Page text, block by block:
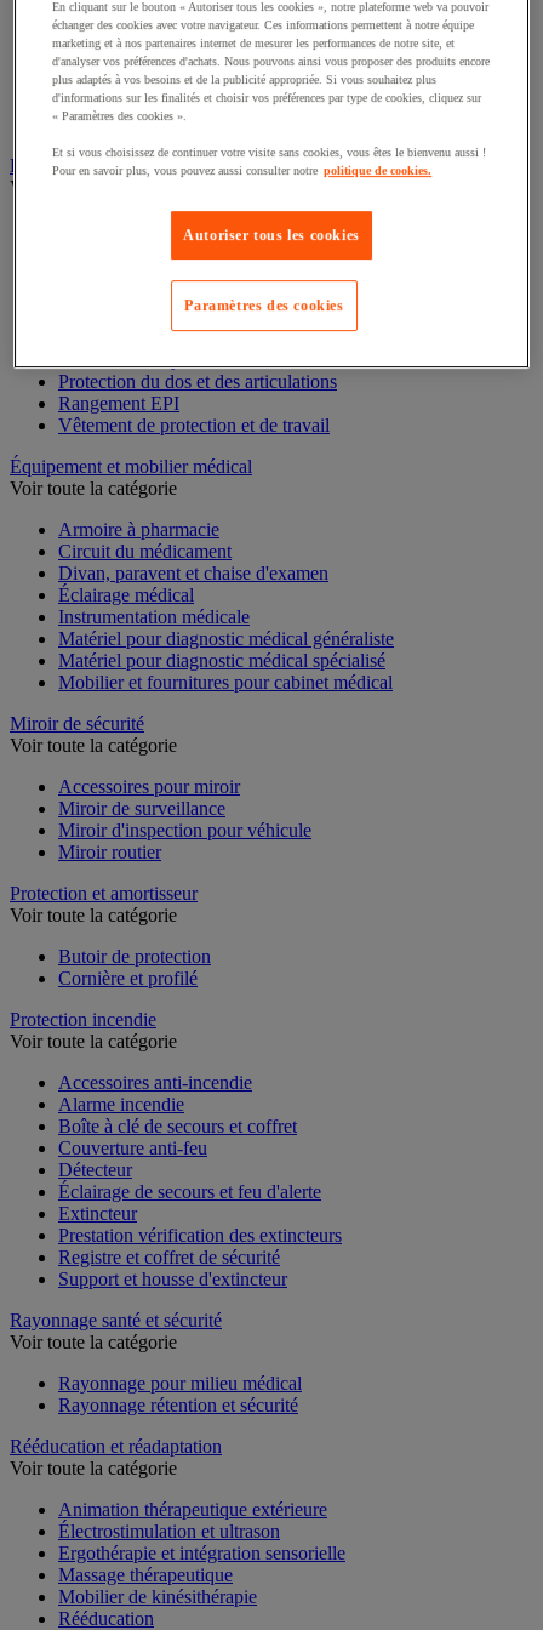
Accessoires pour coffre fort, armoire et boite à clés
Armoire à clés
Armoire forte
Boîte à clés
Coffre-fort
Équipement de protection individuelle (EPI)
Voir toute la catégorie
Protection de la tête
Protection des pieds
Protection du dos et des articulations
Rangement EPI
Vêtement de protection et de travail
Équipement et mobilier médical
Voir toute la catégorie
Armoire à pharmacie
Circuit du médicament
Divan, paravent et chaise d'examen
Éclairage médical
Instrumentation médicale
Matériel pour diagnostic médical généraliste
Matériel pour diagnostic médical spécialisé
Mobilier et fournitures pour cabinet médical
Miroir de sécurité
Voir toute la catégorie
Accessoires pour miroir
Miroir de surveillance
Miroir d'inspection pour véhicule
Miroir routier
Protection et amortisseur
Voir toute la catégorie
Butoir de protection
Cornière et profilé
Protection incendie
Voir toute la catégorie
Accessoires anti-incendie
Alarme incendie
Boîte à clé de secours et coffret
Couverture anti-feu
Détecteur
Éclairage de secours et feu d'alerte
Extincteur
Prestation vérification des extincteurs
Registre et coffret de sécurité
Support et housse d'extincteur
Rayonnage santé et sécurité
Voir toute la catégorie
Rayonnage pour milieu médical
Rayonnage rétention et sécurité
Rééducation et réadaptation
Voir toute la catégorie
Animation thérapeutique extérieure
Électrostimulation et ultrason
Ergothérapie et intégration sensorielle
Massage thérapeutique
Mobilier de kinésithérapie
Rééducation
En cliquant sur le bouton « Autoriser tous les cookies », notre plateforme web va pouvoir
échanger des cookies avec votre navigateur. Ces informations permettent à notre équipe
marketing et à nos partenaires internet de mesurer les performances de notre site, et
d'analyser vos préférences d'achats. Nous pouvons ainsi vous proposer des produits encore
plus adaptés à vos besoins et de la publicité appropriée. Si vous souhaitez plus
d'informations sur les finalités et choisir vos préférences par type de cookies, cliquez sur
« Paramètres des cookies ».
Et si vous choisissez de continuer votre visite sans cookies, vous êtes le bienvenu aussi !
Pour en savoir plus, vous pouvez aussi consulter notre politique de cookies.
Autoriser tous les cookies
Paramètres des cookies